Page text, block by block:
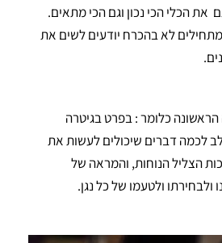
הכלי הכי נכון וגם הכי מתאים.
לא בהכרח יודעים לשים את
כלומר : בפרט בגיטרה
לכמה דברים שיכולים לעשות את
הצליל הנוחות, והמראה של
ולבחירתו ולטעמו של כל נגן.